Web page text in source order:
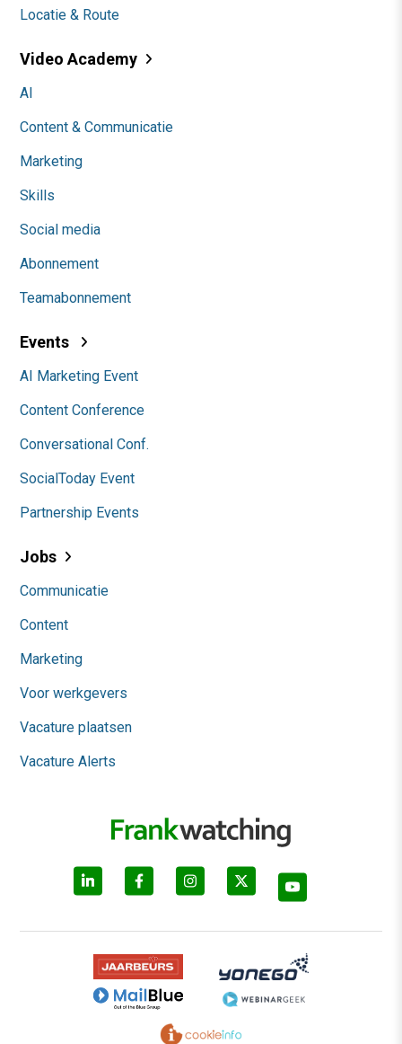
Locatie & Route
Video Academy
AI
Content & Communicatie
Marketing
Skills
Social media
Abonnement
Teamabonnement
Events
AI Marketing Event
Content Conference
Conversational Conf.
SocialToday Event
Partnership Events
Jobs
Communicatie
Content
Marketing
Voor werkgevers
Vacature plaatsen
Vacature Alerts